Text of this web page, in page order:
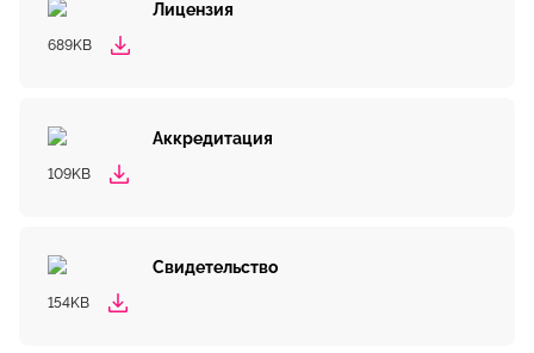
Лицензия
689KB
Аккредитация
109KB
Свидетельство
154KB